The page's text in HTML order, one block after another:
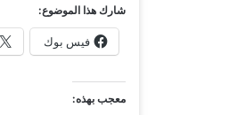
شارك هذا الموضوع:
فيس بوك
معجب بهذه: